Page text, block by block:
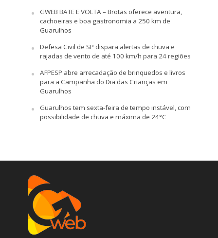
GWEB BATE E VOLTA – Brotas oferece aventura,
cachoeiras e boa gastronomia a 250 km de
Guarulhos
Defesa Civil de SP dispara alertas de chuva e
rajadas de vento de até 100 km/h para 24 regiões
AFPESP abre arrecadação de brinquedos e livros
para a Campanha do Dia das Crianças em
Guarulhos
Guarulhos tem sexta-feira de tempo instável, com
possibilidade de chuva e máxima de 24°C